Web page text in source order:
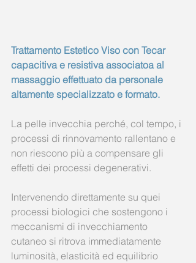
Trattamento Estetico Viso con Tecar
capacitiva e resistiva associatoa al
massaggio effettuato da personale
altamente specializzato e formato.
La pelle invecchia perché, col tempo, i
processi di rinnovamento rallentano e
non riescono più a compensare gli
effetti dei processi degenerativi.
Intervenendo direttamente su quei
processi biologici che sostengono i
meccanismi di invecchiamento
cutaneo si ritrova immediatamente
luminosità, elasticità ed equilibrio